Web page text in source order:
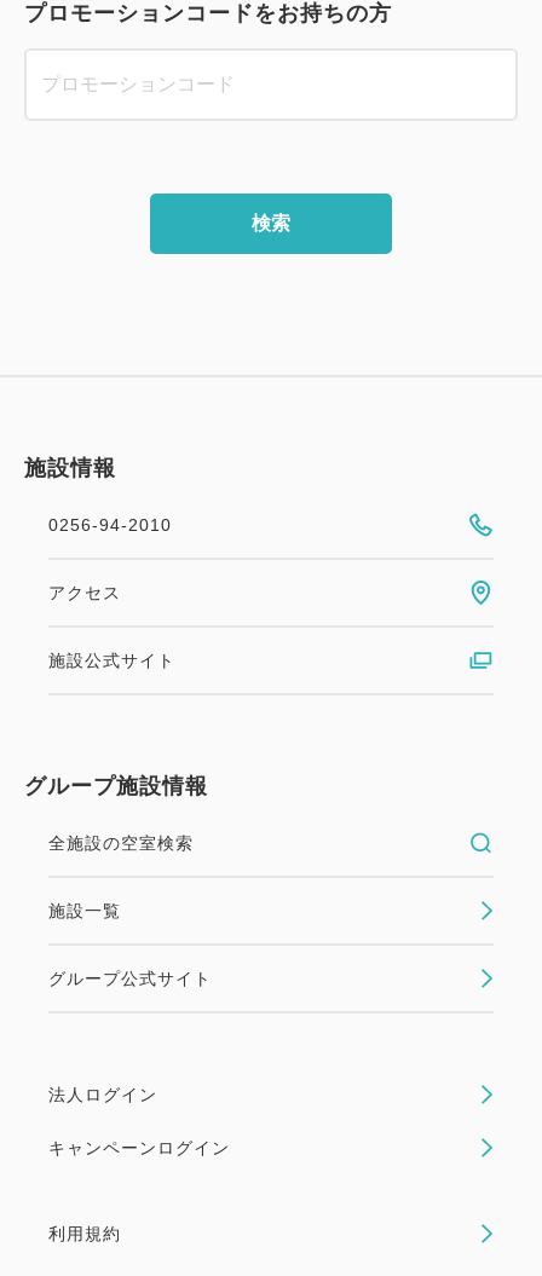
プロモーションコードをお持ちの方
検索
施設情報
0256-94-2010
アクセス
施設公式サイト
グループ施設情報
全施設の空室検索
施設一覧
グループ公式サイト
法人ログイン
キャンペーンログイン
利用規約